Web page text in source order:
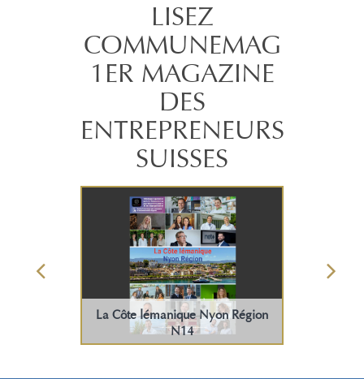
LISEZ
COMMUNEMAG
1ER MAGAZINE
DES
ENTREPRENEURS
SUISSES
La Côte lémanique Nyon Région
N14